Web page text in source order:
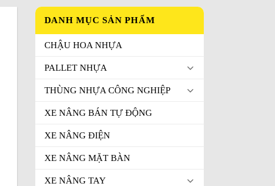
DANH MỤC SẢN PHẨM
CHẬU HOA NHỰA
PALLET NHỰA
THÙNG NHỰA CÔNG NGHIỆP
XE NÂNG BÁN TỰ ĐỘNG
XE NÂNG ĐIỆN
XE NÂNG MẶT BÀN
XE NÂNG TAY